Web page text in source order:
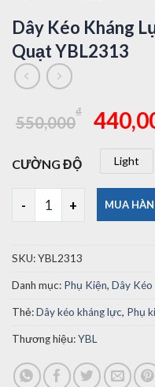
Dây Kéo Kháng
Quạt YBL2313
550,000
₫
Giá
gốc
là:
CƯỜNG ĐỘ Light
Light
Dây Kéo Kháng Lực Tập
MUA
SKU:YBL2313
Danh mục: Phụ Kiện, Dây Kéo
Thẻ:Dây kéo kháng lực, Phụ
Thương hiệu:YBL